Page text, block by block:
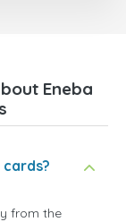
Eneba
from the